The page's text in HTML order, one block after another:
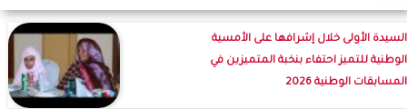
السيدة الأولى خلال إشرافها على الأمسية
الوطنية للتميز احتفاء بنخبة المتميزين في
المسابقات الوطنية 2026